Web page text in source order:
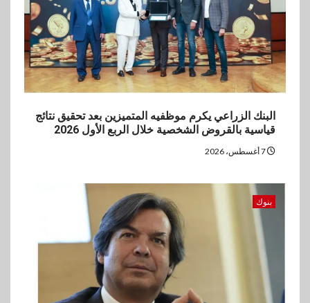
العروض المجانية
البنك الزراعي يكرم موظفيه المتميزين بعد تحقيق نتائج
قياسية بالقروض الشخصية خلال الربع الأول 2026
بنوك